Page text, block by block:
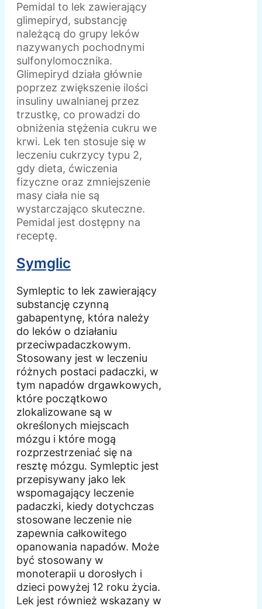
Pemidal to lek zawierający
glimepiryd, substancję
należącą do grupy leków
nazywanych pochodnymi
sulfonylomocznika.
Glimepiryd działa głównie
poprzez zwiększenie ilości
insuliny uwalnianej przez
trzustkę, co prowadzi do
obniżenia stężenia cukru we
krwi. Lek ten stosuje się w
leczeniu cukrzycy typu 2,
gdy dieta, ćwiczenia
fizyczne oraz zmniejszenie
masy ciała nie są
wystarczająco skuteczne.
Pemidal jest dostępny na
receptę.
Symglic
Symleptic to lek zawierający
substancję czynną
gabapentynę, która należy
do leków o działaniu
przeciwpadaczkowym.
Stosowany jest w leczeniu
różnych postaci padaczki, w
tym napadów drgawkowych,
które początkowo
zlokalizowane są w
określonych miejscach
mózgu i które mogą
rozprzestrzeniać się na
resztę mózgu. Symleptic jest
przepisywany jako lek
wspomagający leczenie
padaczki, kiedy dotychczas
stosowane leczenie nie
zapewnia całkowitego
opanowania napadów. Może
być stosowany w
monoterapii u dorosłych i
dzieci powyżej 12 roku życia.
Lek jest również wskazany w